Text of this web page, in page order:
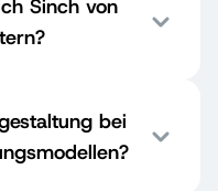
Sinch von
bei